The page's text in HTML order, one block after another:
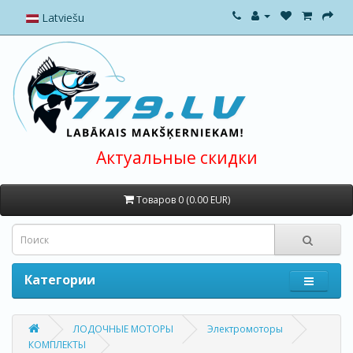
Latviešu
Актуальные скидки
Товаров 0 (0.00 EUR)
Категории
ЛОДОЧНЫЕ МОТОРЫ
Электромоторы
КОМПЛЕКТЫ